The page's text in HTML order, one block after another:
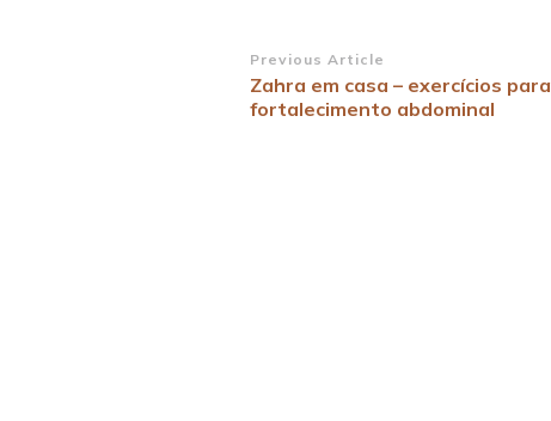
Post
Navigation
Previous Article
Zahra em casa – exercícios para
fortalecimento abdominal